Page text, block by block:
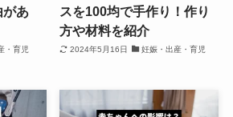
があ
・育児
スを100均で手作り！作り
方や材料を紹介
2024年5月16日 妊娠・出産・育児